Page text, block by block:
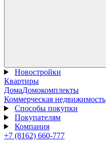
Новостройки
Квартиры
ДомаДомокомплекты
Коммерческая недвижимость
Способы покупки
Покупателям
Компания
+7 (8162) 660-777